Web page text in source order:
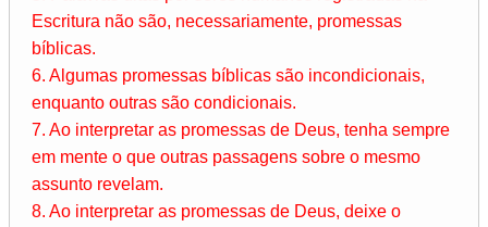
Escritura não são, necessariamente, promessas
bíblicas.
6. Algumas promessas bíblicas são incondicionais,
enquanto outras são condicionais.
7. Ao interpretar as promessas de Deus, tenha sempre
em mente o que outras passagens sobre o mesmo
assunto revelam.
8. Ao interpretar as promessas de Deus, deixe o